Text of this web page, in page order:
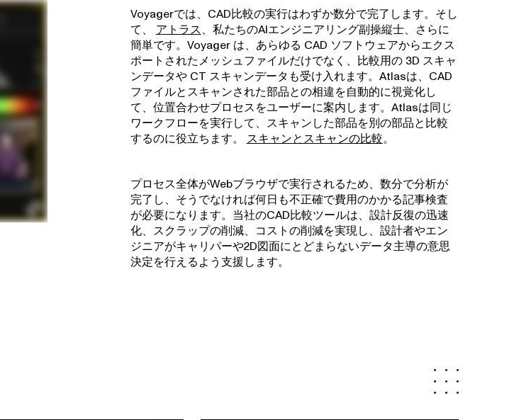
Voyagerでは、CAD比較の実行はわずか数分で完了します。そし
て、 アトラス、私たちのAIエンジニアリング副操縦士、さらに
簡単です。Voyager は、あらゆる CAD ソフトウェアからエクス
ポートされたメッシュファイルだけでなく、比較用の 3D スキャ
ンデータや CT スキャンデータも受け入れます。Atlasは、CAD
ファイルとスキャンされた部品との相違を自動的に視覚化し
て、位置合わせプロセスをユーザーに案内します。Atlasは同じ
ワークフローを実行して、スキャンした部品を別の部品と比較
するのに役立ちます。 スキャンとスキャンの比較。
プロセス全体がWebブラウザで実行されるため、数分で分析が
完了し、そうでなければ何日も不正確で費用のかかる記事検査
が必要になります。当社のCAD比較ツールは、設計反復の迅速
化、スクラップの削減、コストの削減を実現し、設計者やエン
ジニアがキャリパーや2D図面にとどまらないデータ主導の意思
決定を行えるよう支援します。